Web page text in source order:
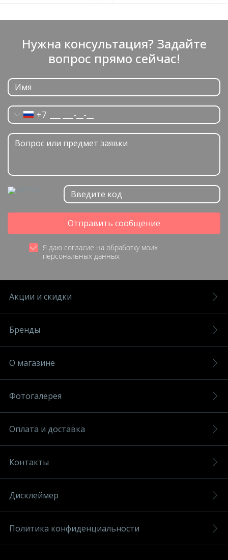
Нужна консультация? Задайте
вопрос прямо сейчас!
+7
Отправить сообщение
Я даю согласие на обработку моих
персональных данных
Акции и скидки
Бренды
О магазине
Фотогалерея
Оплата и доставка
Контакты
Дисклеймер
Политика конфиденциальности